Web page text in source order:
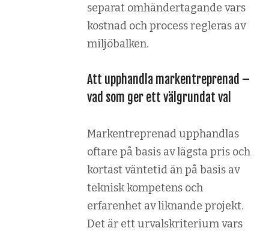
separat omhändertagande vars
kostnad och process regleras av
miljöbalken.
Att upphandla markentreprenad –
vad som ger ett välgrundat val
Markentreprenad upphandlas
oftare på basis av lägsta pris och
kortast väntetid än på basis av
teknisk kompetens och
erfarenhet av liknande projekt.
Det är ett urvalskriterium vars